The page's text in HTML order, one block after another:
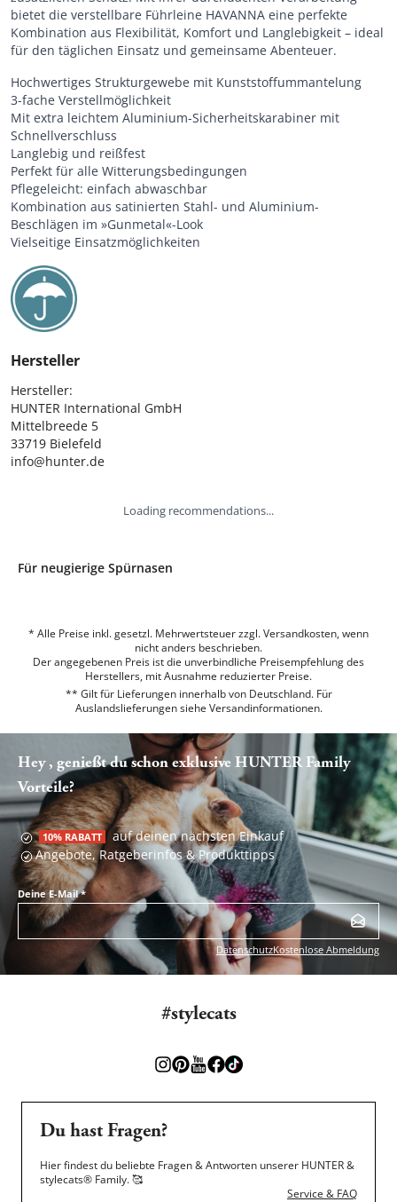
bietet die verstellbare Führleine HAVANNA eine perfekte
Kombination aus Flexibilität, Komfort und Langlebigkeit – ideal
für den täglichen Einsatz und gemeinsame Abenteuer.
Hochwertiges Strukturgewebe mit Kunststoffummantelung
3-fache Verstellmöglichkeit
Mit extra leichtem Aluminium-Sicherheitskarabiner mit
Schnellverschluss
Langlebig und reißfest
Perfekt für alle Witterungsbedingungen
Pflegeleicht: einfach abwaschbar
Kombination aus satinierten Stahl- und Aluminium-
Beschlägen im »Gunmetal«-Look
Vielseitige Einsatzmöglichkeiten
Hersteller
Hersteller:
HUNTER International GmbH
Mittelbreede 5
33719 Bielefeld
info@hunter.de
Loading recommendations...
Für neugierige Spürnasen
* Alle Preise inkl. gesetzl. Mehrwertsteuer zzgl. Versandkosten, wenn
nicht anders beschrieben.
Der angegebenen Preis ist die unverbindliche Preisempfehlung des
Herstellers, mit Ausnahme reduzierter Preise.
** Gilt für Lieferungen innerhalb von Deutschland. Für
Auslandslieferungen siehe Versandinformationen.
Hey , genießt du schon exklusive HUNTER Family
Vorteile?
10% RABATT auf deinen nächsten Einkauf
Angebote, Ratgeberinfos & Produkttipps
Deine E-Mail*
DatenschutzKostenlose Abmeldung
#stylecats
Du hast Fragen?
Hier findest du beliebte Fragen & Antworten unserer HUNTER &
stylecats® Family.🥰
Service & FAQ